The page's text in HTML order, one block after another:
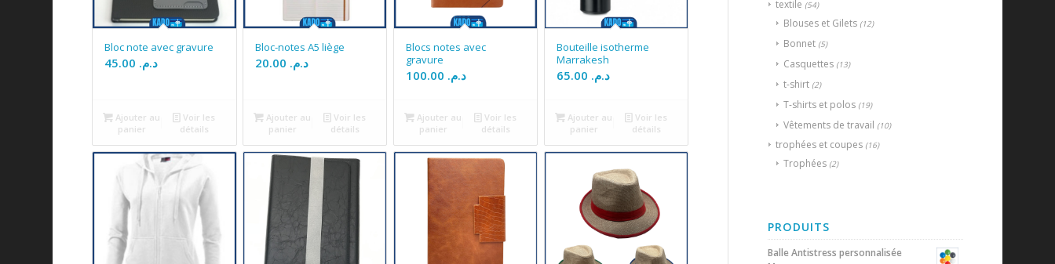
Bloc note avec gravure
د.م.
Ajouter au
panier
Voir les
détails
Bloc-notes A5 liège
د.م.
Ajouter au
panier
Voir les
détails
Blocs notes avec
gravure
د.م.
Ajouter au
panier
Voir les
détails
Bouteille isotherme
Marrakesh
د.م.
Ajouter au
panier
Voir les
détails
textile (54)
Blouses et Gilets (12)
Bonnet (5)
Casquettes (13)
t-shirt (2)
T-shirts et polos (19)
Vêtements de travail (10)
trophées et coupes (16)
Trophées (2)
PRODUITS
Balle Antistress personnalisée